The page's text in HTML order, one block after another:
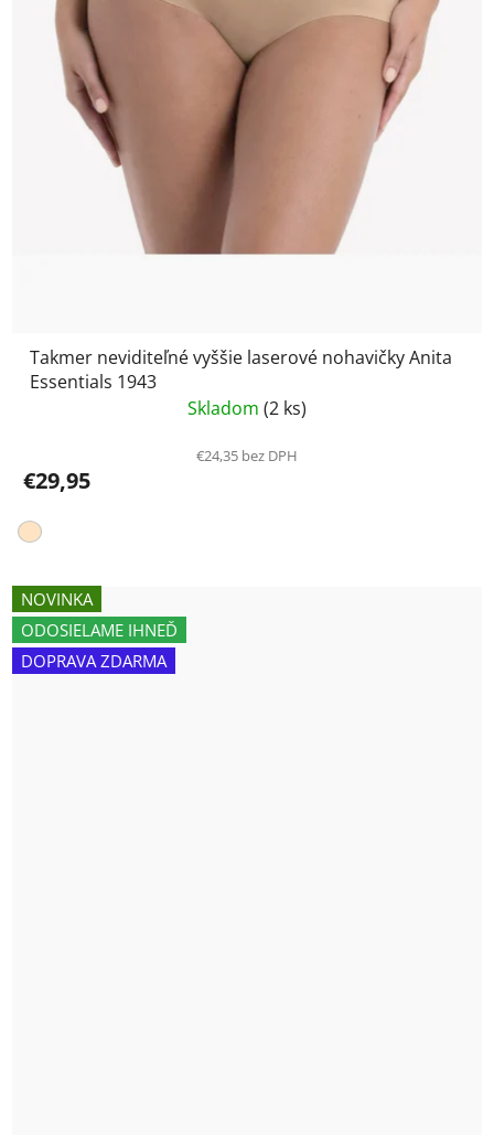
Takmer neviditeľné vyššie laserové nohavičky Anita
Essentials 1943
Skladom (2 ks)
€24,35 bez DPH
€29,95
NOVINKA
ODOSIELAME IHNEĎ
DOPRAVA ZDARMA